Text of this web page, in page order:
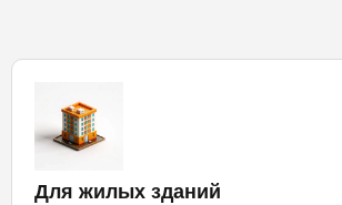
Для жилых зданий